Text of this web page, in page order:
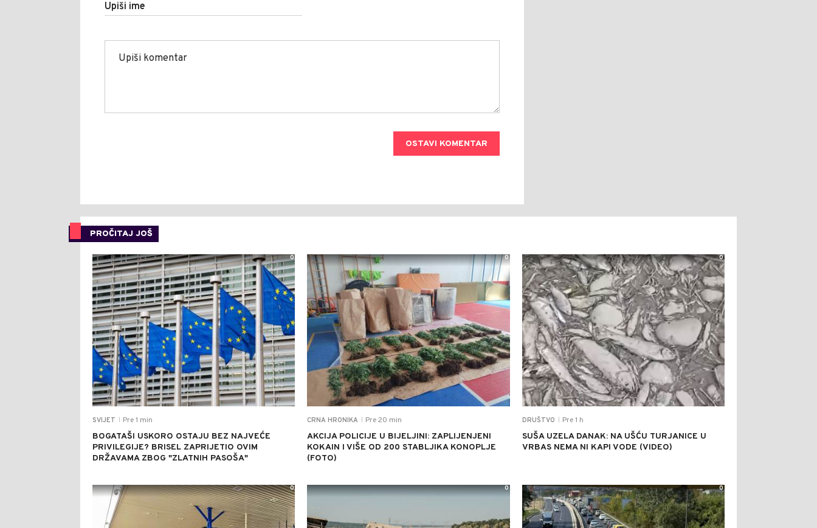
Upiši ime
OSTAVI KOMENTAR
PROČITAJ JOŠ
SVIJET Pre 1 min
BOGATAŠI USKORO OSTAJU BEZ NAJVEĆE
PRIVILEGIJE? BRISEL ZAPRIJETIO OVIM
DRŽAVAMA ZBOG "ZLATNIH PASOŠA"
0
CRNA HRONIKA Pre 20 min
AKCIJA POLICIJE U BIJELJINI: ZAPLIJENJENI
KOKAIN I VIŠE OD 200 STABLJIKA KONOPLJE
(FOTO)
0
DRUŠTVO Pre 1 h
SUŠA UZELA DANAK: NA UŠĆU TURJANICE U
VRBAS NEMA NI KAPI VODE (VIDEO)
0
0 0 0